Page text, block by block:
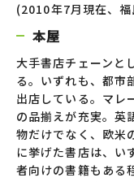
(2010年7月現在、
本屋
大手書店チェーンと
る。いずれも、都市
出店している。マレ
の品揃えが充実。英
物だけでなく、欧米
に挙げた書店は、い
者向けの書籍もある